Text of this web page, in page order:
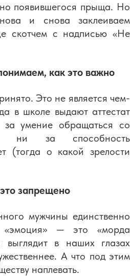
появившегося прыща. Но
и снова заклеиваем
скотчем с надписью «Не
как это важно
Это не является чем-
в школе выдают аттестат
за умение обращаться со
ни за способность
(тогда о какой зрелости
запрещено
мужчины единственно
«эмоция» — это «морда
выглядит в наших глазах
А что под этим
наплевать.